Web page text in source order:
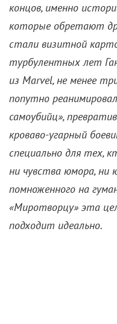
концов, именно
которые обретают
стали визитной
турбулентных лет
из Marvel, не менее
попутно
самоубийц»,
кроваво-угарный
специально для тех,
ни чувства юмора, ни
помноженного на
«Миротворцу» эта
подходит идеально.